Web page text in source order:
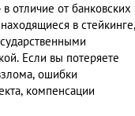
отличие от банковских
в стейкинге,
Если вы потеряете
ошибки
компенсации